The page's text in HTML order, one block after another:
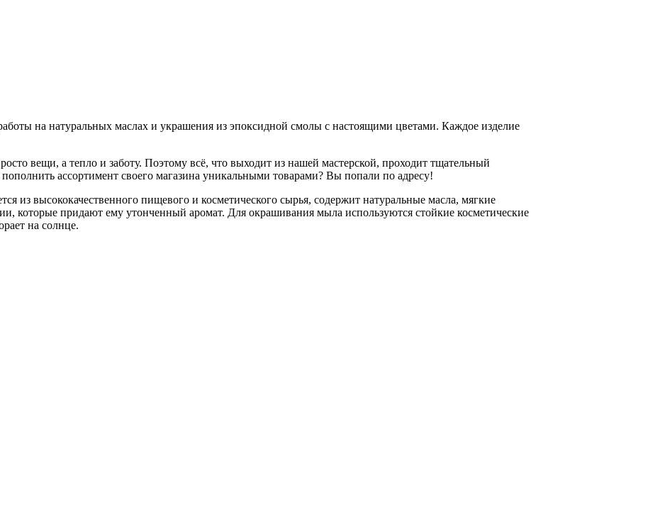
на натуральных маслах и украшения из эпоксидной смолы с настоящими цветами. Каждое изделие
вещи, а тепло и заботу. Поэтому всё, что выходит из нашей мастерской, проходит тщательный
ассортимент своего магазина уникальными товарами? Вы попали по адресу!
из высококачественного пищевого и косметического сырья, содержит натуральные масла, мягкие
придают ему утонченный аромат. Для окрашивания мыла используются стойкие косметические
на солнце.